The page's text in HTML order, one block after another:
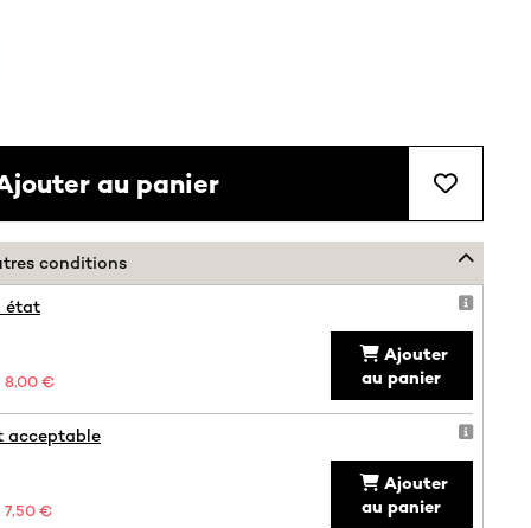
au panier
conditions
état
8,00 €
Ajouter
au panier
acceptable
7,50 €
Ajouter
au panier